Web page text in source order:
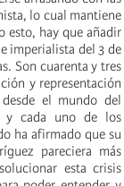
lo cual mantiene
esto, hay que añadir
imperialista del 3 de
Son cuarenta y tres
y representación
el mundo del
y cada uno de los
ha afirmado que su
pareciera más
esta crisis